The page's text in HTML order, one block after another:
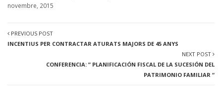
novembre, 2015
PREVIOUS POST
INCENTIUS PER CONTRACTAR ATURATS MAJORS DE 45 ANYS
NEXT POST
CONFERENCIA: ” PLANIFICACIÓN FISCAL DE LA SUCESIÓN DEL
PATRIMONIO FAMILIAR “